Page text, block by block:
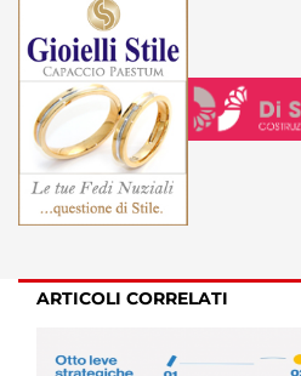
ARTICOLI CORRELATI